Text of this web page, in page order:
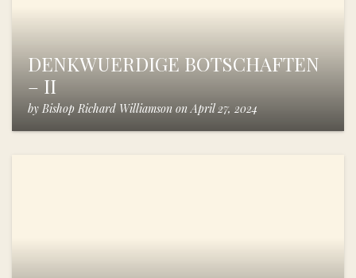
DENKWUERDIGE BOTSCHAFTEN
– II
by Bishop Richard Williamson onApril 27, 2024